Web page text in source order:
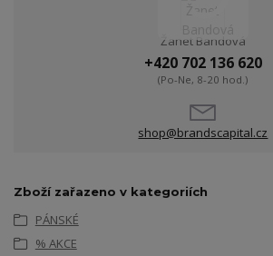
Žanet Bandová
+420 702 136 620
(Po-Ne, 8-20 hod.)
shop@brandscapital.cz
Zboží zařazeno v kategoriích
PÁNSKÉ
% AKCE